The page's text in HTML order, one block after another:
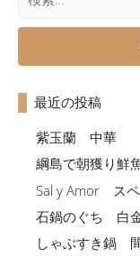
索:
最近の投稿
紫玉蘭 中華
綱島で朝獲り鮮
Sal y Amor ス
石鍋のぐち 白
しゃぶすき鍋